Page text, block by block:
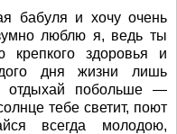
бабуля и хочу очень
люблю я, ведь ты
здоровья и
дня жизни лишь
отдыхай побольше —
тебе светит, поют
всегда молодою,